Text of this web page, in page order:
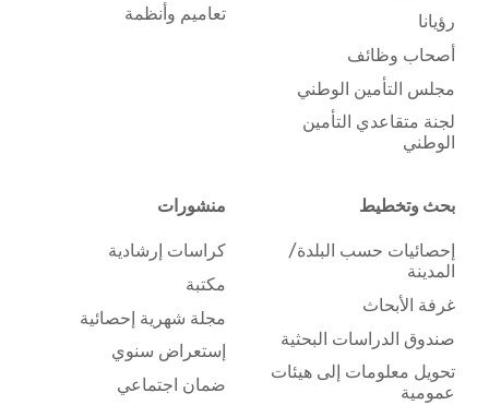
رؤيانا
أصحاب وظائف
مجلس التأمين الوطني
لجنة متقاعدي التأمين
الوطني
تعاميم وأنظمة
بحث وتخطيط
إحصائيات حسب البلدة/
المدينة
غرفة الأبحاث
صندوق الدراسات البحثية
تحويل معلومات إلى هيئات
عمومية
منشورات
كراسات إرشادية
مكتبة
مجلة شهرية إحصائية
إستعراض سنوي
ضمان اجتماعي